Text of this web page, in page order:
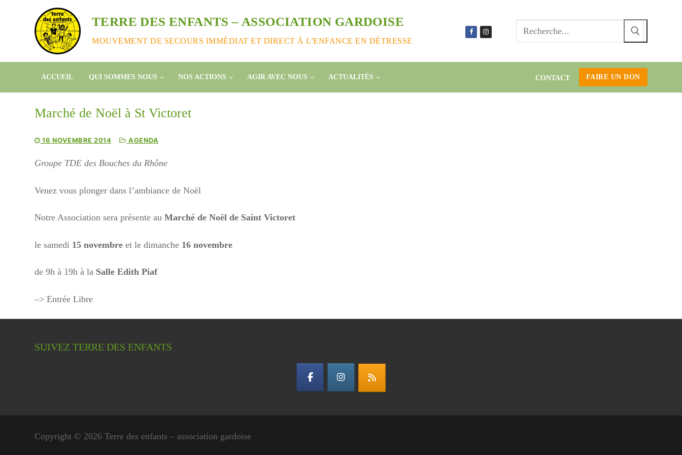
contenu
TERRE DES ENFANTS – ASSOCIATION GARDOISE
MOUVEMENT DE SECOURS IMMÉDIAT ET DIRECT À L'ENFANCE EN DÉTRESSE
ACCUEIL QUI SOMMES NOUS NOS ACTIONS AGIR AVEC NOUS ACTUALITÉS CONTACT FAIRE UN DON
Marché de Noël à St Victoret
16 NOVEMBRE 2014 AGENDA
Groupe TDE des Bouches du Rhône
Venez vous plonger dans l’ambiance de Noël
Notre Association sera présente au Marché de Noël de Saint Victoret
le samedi 15 novembre et le dimanche 16 novembre
de 9h à 19h à la Salle Edith Piaf
–> Entrée Libre
SUIVEZ TERRE DES ENFANTS
Copyright © 2026 Terre des enfants – association gardoise